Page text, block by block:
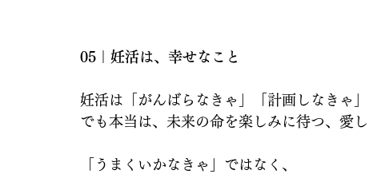
05｜妊活は、幸せなこと
妊活は「がんばらなきゃ」「計画しなきゃ」
でも本当は、未来の命を楽しみに待つ、愛し
「うまくいかなきゃ」ではなく、